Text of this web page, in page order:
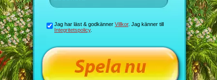
Jag har läst & godkänner Villkor. Jag känner till
Integritetspolicy.